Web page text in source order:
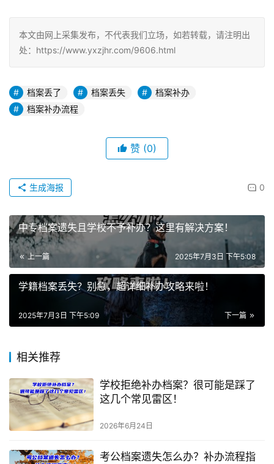
本文由网上采集发布，不代表我们立场，如若转载，请注明出
处：https://www.yxzjhr.com/9606.html
档案丢了 档案丢失
档案补办
档案补办流程
赞 (0)
0
生成海报
中专档案遗失且学校不予补办？这里有解决方案！
上一篇 2025年7月3日 下午5:08
学籍档案丢失？别急，超详细补办攻略来啦！
下一篇
2025年7月3日 下午5:09
相关推荐
学校拒绝补办档案？很可能是踩了
这几个常见雷区！
2026年6月24日
考公档案遗失怎么办？补办流程指